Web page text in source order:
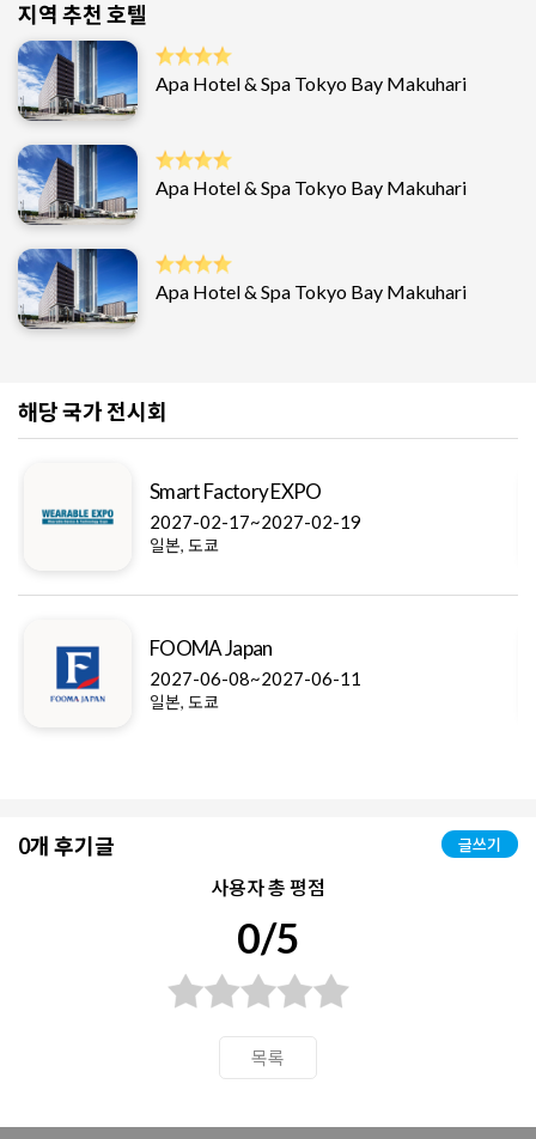
지역 추천 호텔
Apa Hotel & Spa Tokyo Bay Makuhari
Apa Hotel & Spa Tokyo Bay Makuhari
Apa Hotel & Spa Tokyo Bay Makuhari
해당 국가 전시회
Smart Factory EXPO
2027-02-17~2027-02-19
일본, 도쿄
FOOMA Japan
2027-06-08~2027-06-11
일본, 도쿄
0개 후기글 글쓰기
사용자 총 평점
0/5
목록